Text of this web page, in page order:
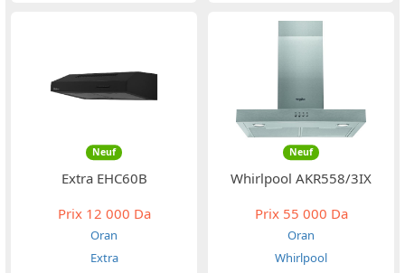
Neuf
Extra EHC60B
Prix12 000 Da
Oran
Extra
Neuf
Whirlpool AKR558/3IX
Prix55 000 Da
Oran
Whirlpool